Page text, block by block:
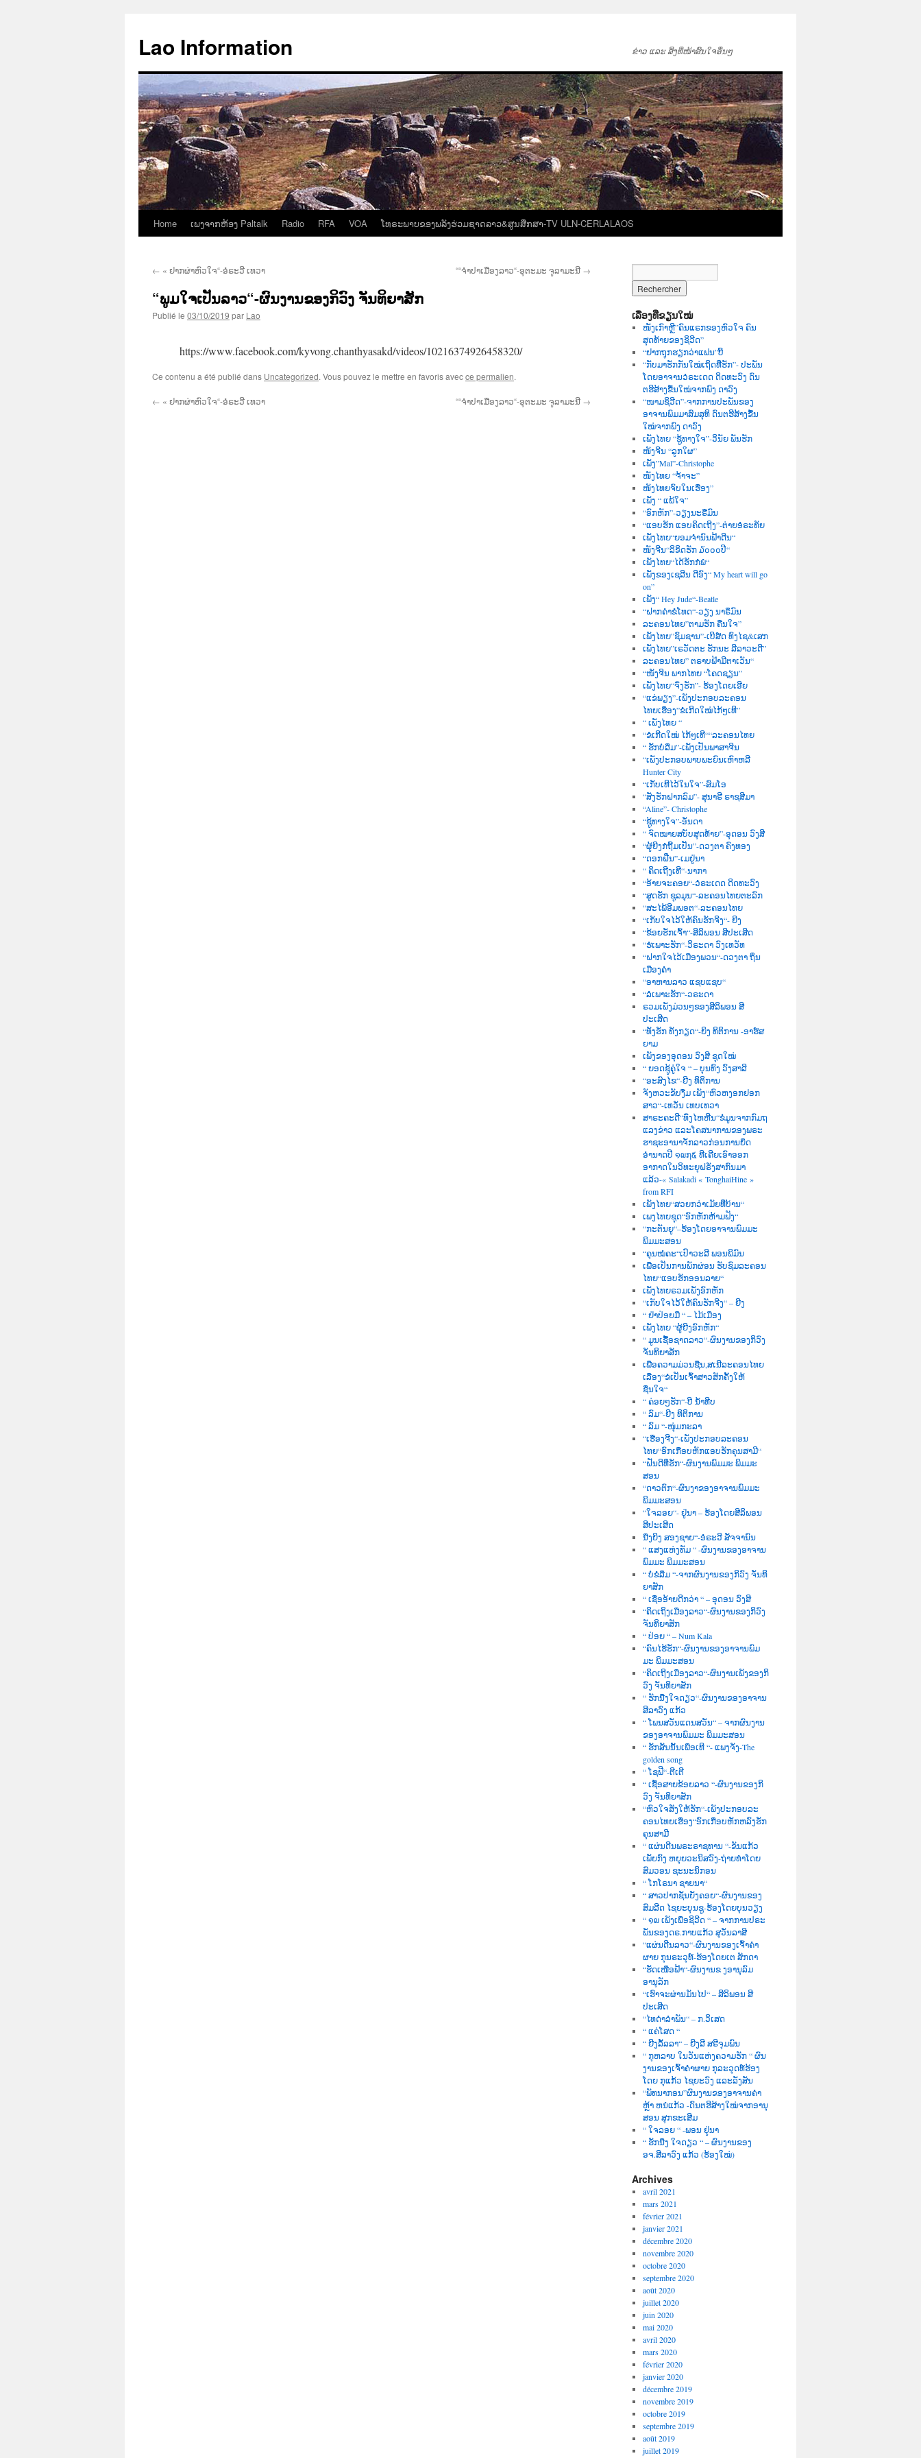
contenu
Lao Information ຂ່າວ ແລະ ສິ່ງທີ່ໜ້າສົນໃຈອື່ນໆ
Home ເພງຈາກຫ້ອງ Paltalk Radio RFA VOA ໂທຣະພາບຂອງພລັງຮ່ວມຊາດລາວ&ສູນສືກສາ-TV ULN-CERLALAOS
← « ຢາກຜ່າຫົວໃຈ“-ອໍຣະວີ ເທວາ ““ຈຳປາເມືອງລາວ“-ອຸຕະມະ ຈູລາມະນີ →
“ພູມໃຈເປັນລາວ“-ຜົນງານຂອງກິວົງ ຈັນທິຍາສັກ
Publié le 03/10/2019 par Lao
https://www.facebook.com/kyvong.chanthyasakd/videos/10216374926458320/
Ce contenu a été publié dans Uncategorized. Vous pouvez le mettre en favoris avecce permalien.
← « ຢາກຜ່າຫົວໃຈ“-ອໍຣະວີ ເທວາ ““ຈຳປາເມືອງລາວ“-ອຸຕະມະ ຈູລາມະນີ →
ເລື່ອງທີ່ຂຽນໃໝ່
ໜັງເກົາຫຼີ”ຄົນແຣກຂອງຫົວໃຈ ຄົນ
ສຸດທ້າຍຂອງຊິວີດ”
“ຢາກຖຸກຮຽກວ່າແຟນ”ບີ້
“ກັບມາຮັກກັນໃໝ່ເຖິດທີ່ຮັກ”- ປະພັນ
ໂດຍອາຈານວໍຣະເດດ ດິດທະວົງ ດົນ
ຕຮີສ້າງຂື້ນໃໝ່ຈາກພົງ ດາວົງ
“ໜາມຊິວີດ”-ຈາກການປະພັນຂອງ
ອາຈານພົມມາສົມສຸທິ ດົນຕຮີສ້າງຂື້ນ
ໃໝ່ຈາກພົງ ດາວົງ
ເພັງໄທຍ “ຊູ້ທາງໃຈ”-ວິນັຍ ພັນຮັກ
ໜັງຈີນ “ລູກໃຜ”
ເພັງ”Mal”-Christophe
ໜັງໄທຍ “ຈ້າຈະ”
ໜັງໄທຍຈົບໃນເຮື່ອງ”
ເພັງ “ ແພ້ໃຈ”
“ອົກຫັກ”-ວຽງນະຣືມົນ
“ແອບຮັກ ແອບຄິດເຖີງ”-ຕ່າຍອໍຣະທັຍ
ເພັງໄທຍ“ຍອມຈຳນົນຟ້າດີນ“
ໜັງຈີນ“ລິຂິດຮັກ ໓໐໐໐ປີ“
ເພັງໄທຍ“ໄດ້ຮັກກໍພໍ“
ເພັງຂອງເຊລີນ ດີອົງ“ My heart will go
on”
ເພັງ“ Hey Jude“-Beatle
“ຝາກຄຳຂໍໂທດ“-ວຽງ ນາຣຶມົນ
ລະຄອນໄທຍ”ຕາມຮັກ ຄືນໃຈ”
ເພັງໄທຍ”ຊົມຊານ”-ເບີສ໌ດ ທົງໄຊ&ເສກ
ເພັງໄທຍ”ເຣວັດຕະ ຮັກນະ ລີລາວະດີ”
ລະຄອນໄທຍ” ຕຣາບຟ້າມີຕາເວັນ“
“ໜັງຈີນ ພາກໄທຍ “ໂຄດຊຽນ”
ເພັງໄທຍ“ຈົ່ງຮັກ”- ຮ້ອງໂດຍເອີຍ
“ແຂ່ພຽງ”-ເພັງປະກອບລະຄອນ
ໄທຍເຮື່ອງ”ຂໍເກີດໃໝ່ໄກ້ໆເທີ”
“ ເພັງໄທຍ “
“ຂໍເກີດໃໝ່ ໄກ້ໆເທີ““ລະຄອນໄທຍ
“ ຮັກບໍ່ລືມ”-ເພັງເປັນພາສາຈີນ
“ເພັງປະກອບພາບພະຍົນເຫົາຫລີ
Hunter City
“ເກັບເທີໄວ້ໃນໃຈ”-ສົມໂອ
“ສັ່ງຮັກຝາກລົມ”- ສຸນາຣີ ຣາຊສີມາ
“Aline”- Christophe
“ຊູ້ທາງໃຈ”-ອັນດາ
“ ຈົດໝາຍສບັບສຸດທ້າຍ”-ອຸດອນ ວົງສີ
“ຜູ້ຍີງກໍຖີ້ມເປັນ”-ດວງຕາ ຄົງທອງ
“ດອກຝີ່ນ”-ເມຢູ່ນາ
“ ຄິດເຖີງເທີ“-ນາກາ
“ອ້າຍຈະຄອຍ“-ວໍຣະເດດ ດິດທະວົງ
“ສູດຮັກ ຊຸລມຸນ“-ລະຄອນໄທຍຕະລົກ
“ສະໄພ້ອີມພອຕ“-ລະຄອນໄທຍ
“ເກັບໃຈໄວ້ໃຫ້ຄົນຮັກຈີງ“- ຍີງ
“ຂ້ອຍຮັກເຈົ້າ“-ສິລິພອນ ສີປະເສີດ
“ຮໍເພາະຮັກ“-ວິຣະດາ ວົງເທວັທ
“ຝາກໃຈໄວ້ເມືອງພວນ“-ດວງຕາ ຖິ່ນ
ເມືອງຄຳ
“ອາຫານລາວ ແຊບແຊບ“
“ລໍເພາະຮັກ“-ວຣະດາ
ຣວມເພັງມ່ວນໆຂອງສີລິພອນ ສີ
ປະເສີດ
“ທັງຮັກ ທັງກຽດ“-ຍິງ ທິຕິການ -ອາຮ໌ສ
ຍາມ
ເພັງຂອງອຸດອນ ວົງສີ ຊຸດໃໝ່
“ ຍອດຊູ້ຄູ່ໃຈ “ – ບຸນທົງ ວົງສາລີ
“ອະສົງໄຂ“-ຍີງ ທິຕິການ
ຈັງຫວະຂັບງື່ມ ເພັງ“ຫົວຫງອກຢອກ
ສາວ“-ເທວັນ ເທບເທວາ
ສາຣະຄະດີ“ທົ່ງໄຫຫີນ“ຂໍ່ມູນຈາກກົມຖ
ແລງຂ່າວ ແລະໂຄສນາການຂອງພຣະ
ຮາຊະອານາຈັກລາວກ່ອນການຍຶດ
ອຳນາດປີ ໑໙໗໕ ທີເຄີຍເອົາອອກ
ອາກາດໃນວິທະຍຸຝຣັ່ງສາກົນມາ
ແລ້ວ-« Salakadi « TonghaiHine »
from RFI
ເພັງໄທຍ“ສວຍກວ່າເມັຍທີ່ບ້ານ“
ເພງໄທຍຊຸດ“ອົກຫັກຫ້າມຟັງ“
“ກະຕັນຍູ“–ຮ້ອງໂດຍອາຈານພົມມະ
ພິມມະສອນ
“ຄຸນໝໍຄະ“ເປົາວະລີ ພອນພິມົນ
ເພື່ອເປັນການພັກຜ່ອນ ຮັບຊົມລະຄອນ
ໄທຍ“ແອບຮັກອອນລາຍ“
ເພັງໄທຍຣວມເພັງອົກຫັກ
“ເກັບໃຈໄວ້ໃຫ້ຄົນຮັກຈີງ“ – ຍີງ
“ ຢ່າປ່ອຍມື “ – ໄມ້ເມືອງ
ເພັງໄທຍ “ຜູ້ຍີງອົກຫັກ“
“ ມູນເຊື້ອຊາດລາວ“-ຜົນງານຂອງກິວົງ
ຈັນທິຍາສັກ
ເພື່ອຄວາມມ່ວນຊື່ນ,ສເນີລະຄອນໄທຍ
ເລື່ອງ“ຂໍເປັນເຈົ້າສາວສັກຄັ້ງໃຫ້
ຊື່ນໃຈ“
“ ຄ່ອຍໆຮັກ“-ບີ ນໍ້າທີບ
“ ລົມ“-ຍີງ ທິຕິການ
“ ລົມ “-ໜຸ່ມກະລາ
“ເຮື່ອງຈີງ“-ເພັງປະກອບລະຄອນ
ໄທຍ“ອົກເກືອບຫັກແອບຮັກຄຸນສາມີ“
“ຝັນດີທີ່ຮັກ“-ຜົນງານພົມມະ ພິມມະ
ສອນ
“ດາວຕົກ“-ຜົນງາຂອງອາຈານພົມມະ
ພິມມະສອນ
“ໃຈລອຍ“- ຢູ່ນາ – ຮ້ອງໂດຍສີລິພອນ
ສີປະເສີດ
ນື່ງຍິງ ສອງຊາຍ“-ອໍຣະວີ ສັຈຈານົນ
“ ແສງແຫ່ງທັມ “ -ຜົນງານຂອງອາຈານ
ພົມມະ ພິມມະສອນ
“ ບໍ່ຂໍລືມ “-ຈາກຜົນງານຂອງກິວົງ ຈັນທິ
ຍາສັກ
“ ເຊື່ອອ້າຍດີກວ່າ “ – ອຸດອນ ວົງສີ
“ຄິດເຖິງເມືອງລາວ“-ຜົນງານຂອງກິວົງ
ຈັນທິຍາສັກ
“ ປ່ອຍ “ – Num Kala
“ຄົນໄຮ້ຮັກ“-ຜົນງານຂອງອາຈານພົມ
ມະ ພິມມະສອນ
“ຄິດເຖີງເມືອງລາວ“-ຜົນງານເພັງຂອງກິ
ວົງ ຈັນທິຍາສັກ
“ ຮັກນື່ງໃຈດຽວ“-ຜົນງານຂອງອາຈານ
ສີລາວົງ ແກ້ວ
“ ໂພນສວັນແດນສວັນ“ – ຈາກຜົນງານ
ຂອງອາຈານພົມມະ ພິມມະສອນ
“ ຮັກສັນນັ້ນເພື່ອເທີ “- ແພງຈັງ-The
golden song
“ ໂຊຟີ“-ຕີເຕີ
“ ເຊື້ອສາຍຂ້ອຍລາວ “-ຜົນງານຂອງກິ
ວົງ ຈັນທິຍາສັກ
“ຫົວໃຈສັ່ງໃຫ້ຮັກ“-ເພັງປະກອບລະ
ຄອນໄທຍເຮື່ອງ“ອົກເກືອບຫັກຫລົງຮັກ
ຄຸນສາມີ
“ ແຜ່ນດີນພຣະຣາຊທານ “-ຂັນແກ້ວ
ເພັຍກົງ ຫຍຸຍວະນິສວົງ-ຖ່າຍທຳໂດຍ
ສົມວອນ ຊະນະນິກອນ
“ ໂກໂຣນາ ຊາຍນາ“
“ ສາວປາກຊັນຍັງຄອຍ“-ຜົນງານຂອງ
ສົມລີດ ໄຊຍະບຸນຊູ-ຮ້ອງໂດຍບຸນວຽງ
“ ໑໙ ເພັງເພື່ອຊິວີດ “ – ຈາກການປຣະ
ພັນຂອງດຣ.ກາບແກ້ວ ສຸວັນລາສີ
“ແຜ່ນດີນລາວ“-ຜົນງານຂອງເຈົ້າຄຳ
ຜາຍ ກຸນຣະວຸທ໌-ຮ້ອງໂດຍເຕ ສັກດາ
“ຮັດເໜືອຟ້າ“-ຜົນງານຂ ງອານຸລົມ
ອານຸລັກ
“ເຮົາຈະຜ່ານມັນໄປ“ – ສີລິພອນ ສີ
ປະເສີດ
“ໄທດຳລຳພັນ“ – ກ.ວິເສດ
“ ແຄ່ໂສດ “
“ ຍີງລັ້ລລາ“ – ຍີງລີ ສຣີຈຸມພົນ
“ ກຸຫລາບ ໃນວັນແຫ່ງຄວາມຮັກ “ ຜົນ
ງານຂອງເຈົ້າຄຳຜາຍ ກຸລະວຸດທ໌ຮ້ອງ
ໂດຍ ກຸແກ້ວ ໄຊຍະວົງ ແລະລັງສັນ
“ພັທນາກອນ”ຜົນງານຂອງອາຈານຄຳ
ຫຼ້າ ຫນໍແກ້ວ -ດົນຕຮີສ້າງໃໝ່ຈາກອານຸ
ສອນ ສຸກຂະເສີມ
“ ໃຈລອຍ “ -ພອນ ຢູ່ນາ
“ ຮັກນື່ງ ໃຈດຽວ “ – ຜົນງານຂອງ
ອຈ.ສີລາວົງ ແກ້ວ (ຮ້ອງໃໝ່)
Archives
avril 2021
mars 2021
février 2021
janvier 2021
décembre 2020
novembre 2020
octobre 2020
septembre 2020
août 2020
juillet 2020
juin 2020
mai 2020
avril 2020
mars 2020
février 2020
janvier 2020
décembre 2019
novembre 2019
octobre 2019
septembre 2019
août 2019
juillet 2019